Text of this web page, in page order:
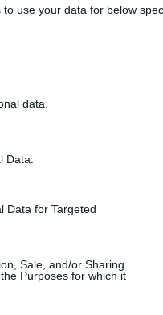
use your data for below
data.
Data.
Data for Targeted
Sale, and/or Sharing
Purposes for which it